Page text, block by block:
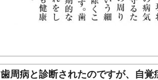
歯周病と診断されたのですが、自覚